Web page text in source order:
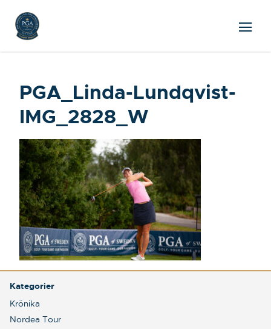
PGA_Linda-Lundqvist-
IMG_2828_W
Kategorier
Krönika
Nordea Tour